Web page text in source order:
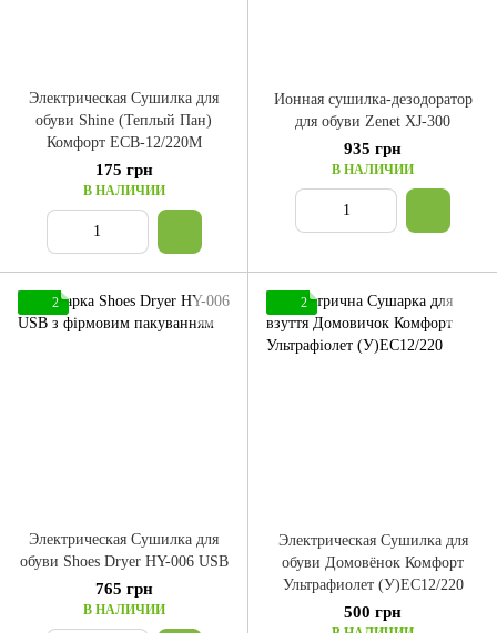
Электрическая Сушилка для
обуви Shine (Теплый Пан)
Комфорт ЕСВ-12/220М
175 грн
В НАЛИЧИИ
Ионная сушилка-дезодоратор
для обуви Zenet XJ-300
935 грн
В НАЛИЧИИ
2
Электрическая Сушилка для
обуви Shoes Dryer HY-006 USB
765 грн
В НАЛИЧИИ
2
Электрическая Сушилка для
обуви Домовёнок Комфорт
Ультрафиолет (У)ЕС12/220
500 грн